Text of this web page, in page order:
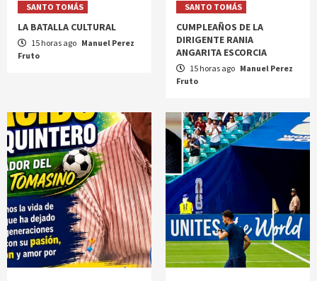
SANTO TOMÁS
LA BATALLA CULTURAL
15 horas ago Manuel Perez
Fruto
SANTO TOMÁS
CUMPLEAÑOS DE LA
DIRIGENTE RANIA
ANGARITA ESCORCIA
15 horas ago Manuel Perez
Fruto